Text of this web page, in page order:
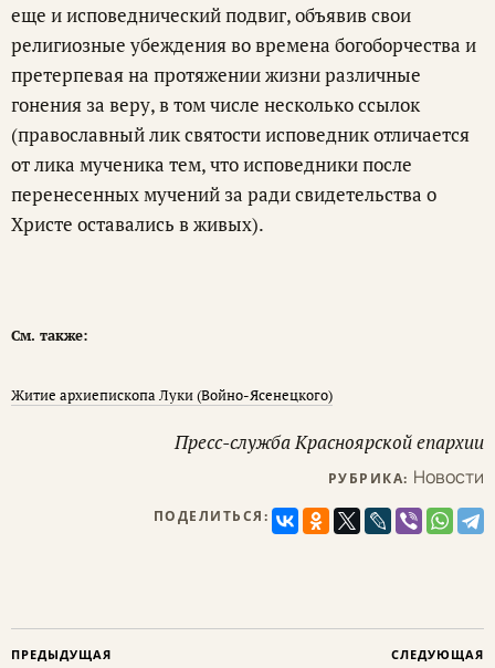
еще и исповеднический подвиг, объявив свои
религиозные убеждения во времена богоборчества и
претерпевая на протяжении жизни различные
гонения за веру, в том числе несколько ссылок
(православный лик святости исповедник отличается
от лика мученика тем, что исповедники после
перенесенных мучений за ради свидетельства о
Христе оставались в живых).
См. также:
Житие архиепископа Луки (Войно-Ясенецкого)
Пресс-служба Красноярской епархии
РУБРИКА: Новости
ПОДЕЛИТЬСЯ:
ПРЕДЫДУЩАЯ СЛЕДУЮЩАЯ